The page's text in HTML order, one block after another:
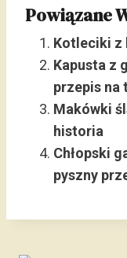
Powiązane
Kotleciki z
Kapusta z
przepis na
Makówki
historia
Chłopski
pyszny